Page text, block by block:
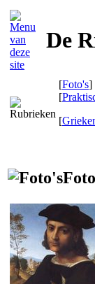
De
[Foto's]
[
[